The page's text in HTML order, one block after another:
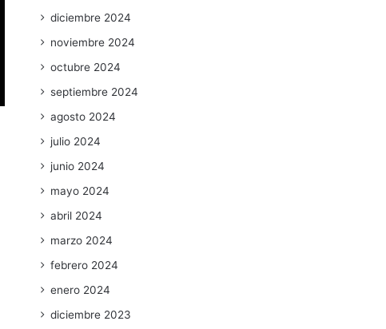
diciembre 2024
noviembre 2024
octubre 2024
septiembre 2024
agosto 2024
julio 2024
junio 2024
mayo 2024
abril 2024
marzo 2024
febrero 2024
enero 2024
diciembre 2023